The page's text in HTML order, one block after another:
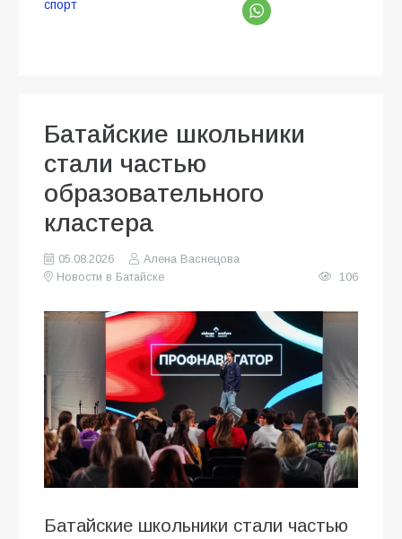
спорт
Батайские школьники
стали частью
образовательного
кластера
05.08.2026
Алена Васнецова
Новости в Батайске
106
Батайские школьники стали частью